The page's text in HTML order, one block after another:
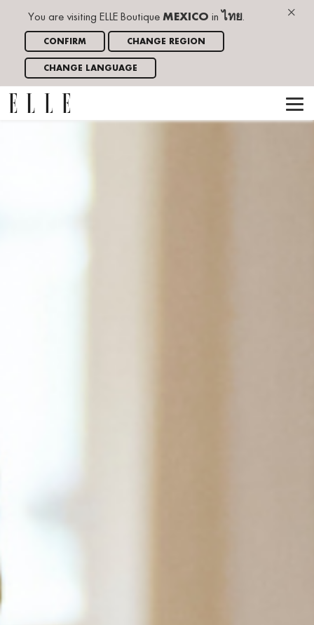
×
You are visiting ELLE Boutique MEXICO in ไทย.
CONFIRM CHANGE REGION
CHANGE LANGUAGE